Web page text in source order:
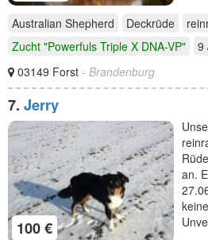
Australian Shepherd Deckrüde
Zucht "Powerfuls Triple X DNA-VP"
9
03149 Forst - Brandenburg
7. Jerry
100 €
an.